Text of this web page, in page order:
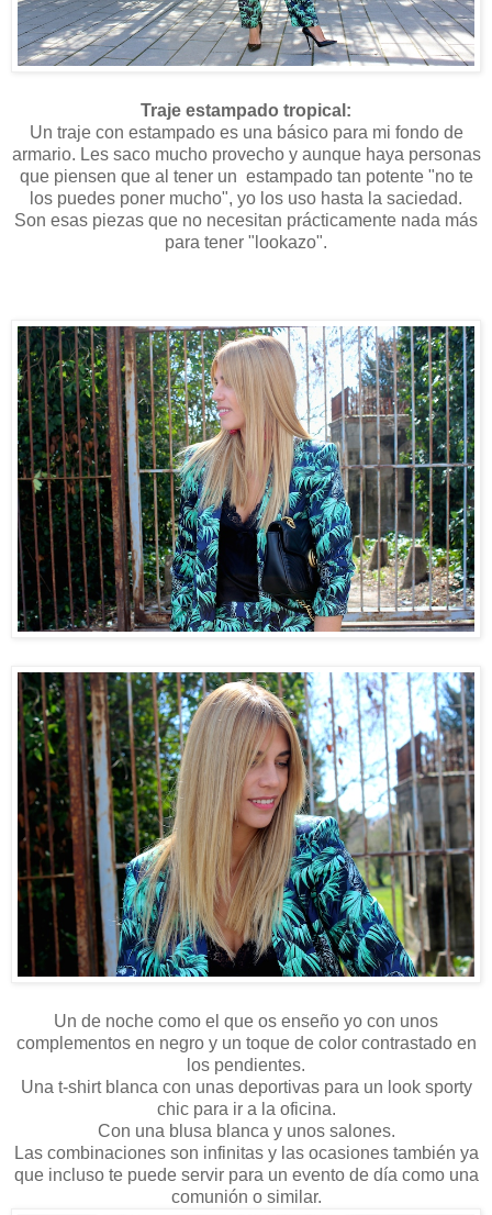
Traje estampado tropical:
Un traje con estampado es una básico para mi fondo de
armario. Les saco mucho provecho y aunque haya personas
que piensen que al tener un estampado tan potente "no te
los puedes poner mucho", yo los uso hasta la saciedad.
Son esas piezas que no necesitan prácticamente nada más
para tener "lookazo".
Un de noche como el que os enseño yo con unos
complementos en negro y un toque de color contrastado en
los pendientes.
Una t-shirt blanca con unas deportivas para un look sporty
chic para ir a la oficina.
Con una blusa blanca y unos salones.
Las combinaciones son infinitas y las ocasiones también ya
que incluso te puede servir para un evento de día como una
comunión o similar.